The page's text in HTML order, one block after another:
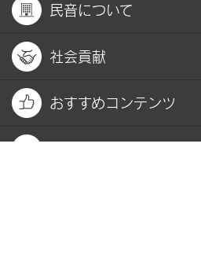
民音について
社会貢献
おすすめコンテンツ